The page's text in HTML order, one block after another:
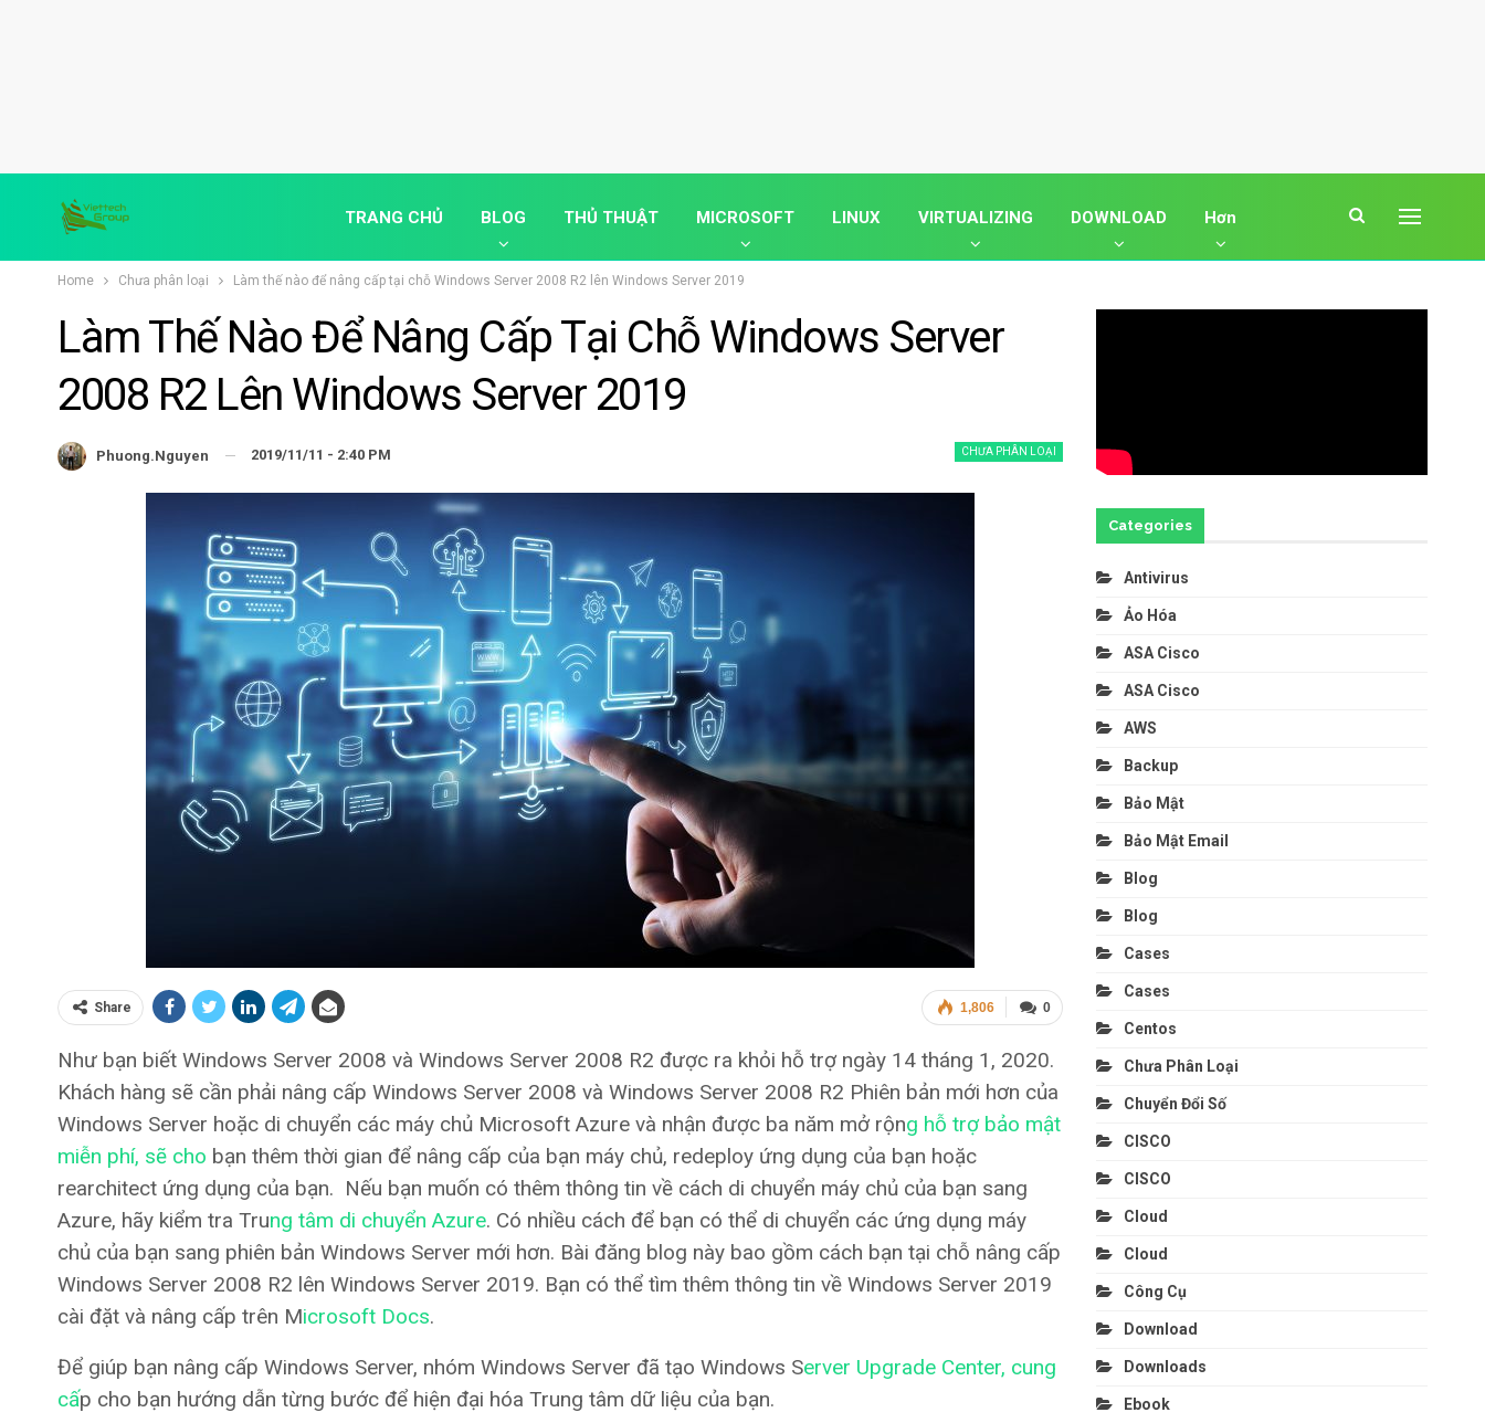
TRANG CHỦ BLOG THỦ THUẬT MICROSOFT LINUX VIRTUALIZING DOWNLOAD Hơn
Home Chưa phân loại Làm thế nào để nâng cấp tại chỗ Windows Server 2008 R2 lên Windows Server 2019
Làm Thế Nào Để Nâng Cấp Tại Chỗ Windows Server
2008 R2 Lên Windows Server 2019
CHƯA PHÂN LOẠI
Phuong.nguyen 2019/11/11 - 2:40 PM
0
1,806
Share
Như bạn biết Windows Server 2008 và Windows Server 2008 R2 được ra khỏi hỗ trợ ngày 14 tháng 1, 2020.
Khách hàng sẽ cần phải nâng cấp Windows Server 2008 và Windows Server 2008 R2 Phiên bản mới hơn của
Windows Server hoặc di chuyển các máy chủ Microsoft Azure và nhận được ba năm mở rộng hỗ trợ bảo mật
miễn phí, sẽ cho bạn thêm thời gian để nâng cấp của bạn máy chủ, redeploy ứng dụng của bạn hoặc
rearchitect ứng dụng của bạn. Nếu bạn muốn có thêm thông tin về cách di chuyển máy chủ của bạn sang
Azure, hãy kiểm tra Trung tâm di chuyển Azure. Có nhiều cách để bạn có thể di chuyển các ứng dụng máy
chủ của bạn sang phiên bản Windows Server mới hơn. Bài đăng blog này bao gồm cách bạn tại chỗ nâng cấp
Windows Server 2008 R2 lên Windows Server 2019. Bạn có thể tìm thêm thông tin về Windows Server 2019
cài đặt và nâng cấp trên Microsoft Docs.
Để giúp bạn nâng cấp Windows Server, nhóm Windows Server đã tạo Windows Server Upgrade Center, cung
cấp cho bạn hướng dẫn từng bước để hiện đại hóa Trung tâm dữ liệu của bạn.
Categories
Antivirus
Ảo Hóa
ASA Cisco
ASA Cisco
AWS
Backup
Bảo Mật
Bảo Mật Email
Blog
Blog
Cases
Cases
Centos
Chưa Phân Loại
Chuyển Đổi Số
CISCO
CISCO
Cloud
Cloud
Công Cụ
Download
Downloads
Ebook